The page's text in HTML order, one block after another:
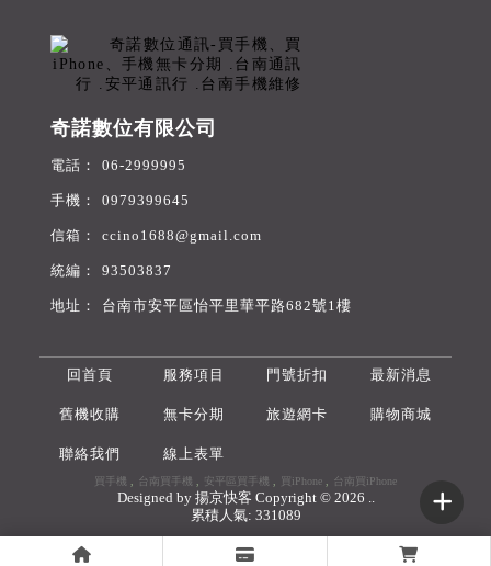
奇諾數位有限公司
06-2999995
0979399645
93503837
ccino1688@gmail.com
台南市安平區怡平里華平路682號1樓
回首頁 服務項目 門號折扣 最新消息
舊機收購 無卡分期 旅遊網卡 購物商城
聯絡我們 線上表單
買手機 台南買手機 安平區買手機 買iPhone 台南買iPhone
Designed by 揚京快客 Copyright © 2026 ..
累積人氣: 331089